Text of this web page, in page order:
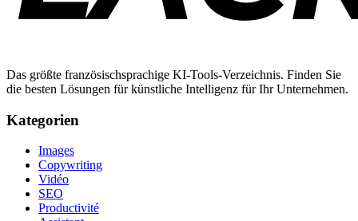
Das größte französischsprachige KI-Tools-Verzeichnis. Finden Sie
die besten Lösungen für künstliche Intelligenz für Ihr Unternehmen.
Kategorien
Images
Copywriting
Vidéo
SEO
Productivité